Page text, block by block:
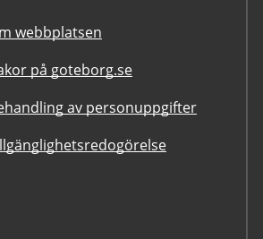
webbplatsen
på goteborg.se
av personuppgifter